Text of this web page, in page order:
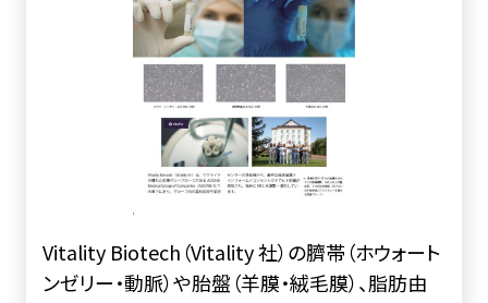
Vitality Biotech（Vitality 社）の臍帯（ホウォート
ンゼリー・動脈）や胎盤（羊膜・絨毛膜）、脂肪由